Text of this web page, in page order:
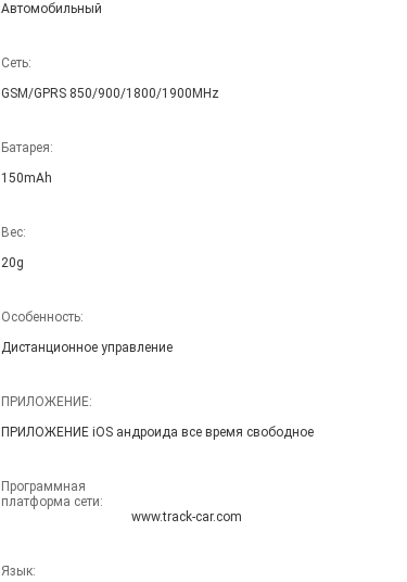
Автомобильный
Сеть:
GSM/GPRS 850/900/1800/1900MHz
Батарея:
150mAh
Вес:
20g
Особенность:
Дистанционное управление
ПРИЛОЖЕНИЕ:
ПРИЛОЖЕНИЕ iOS андроида все время свободное
Программная
платформа сети:
www.track-car.com
Язык: